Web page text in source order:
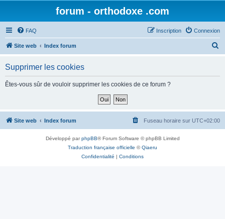
forum - orthodoxe .com
FAQ Connexion
Inscription
Site web Index forum
h
Supprimer les cookies
Êtes-vous sûr de vouloir supprimer les cookies de ce forum ?
Site web Index forum Fuseau horaire sur UTC+02:00
Développé parphpBB® Forum Software © phpBB Limited
Traduction française officielle ©Qiaeru
Confidentialité | Conditions